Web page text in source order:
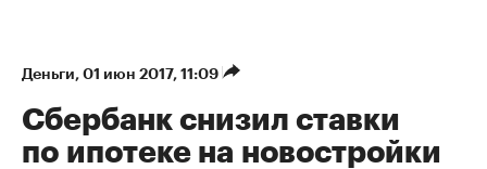
Деньги⁠, 01 июн 2017, 11:09
Сбербанк снизил ставки
по ипотеке на новостройки